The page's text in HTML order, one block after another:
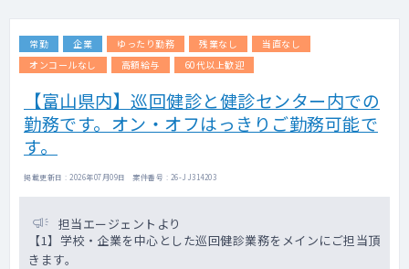
案件増加に伴い、臨床経験及び、データ解
析・臨床研究の経験豊富なMedical Doctorを
■お任せしたいミッション
弊社の医療データ事業部は、既存のサービス
事業者よりも深い診療情報データ利活用によ
提供し、社会に貢献することを目的としてい
析サービスのMedicalDoctor(MD)ポジション
です。
常勤 企業 ゆったり勤務 残業なし
当直なし
オンコールなし
高額給与 60代以上歓迎
【富山県内】巡回健診と健診センター内での
勤務です。オン・オフはっきりご勤務可能で
す。
掲載更新日 : 2026年07月09日 案件番号 : 26-JJ314203
担当エージェントより
【1】学校・企業を中心とした巡回健診業務をメインにご担当頂
きます。